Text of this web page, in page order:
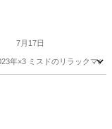
7月17日
年×3 ミスドのリラックマ